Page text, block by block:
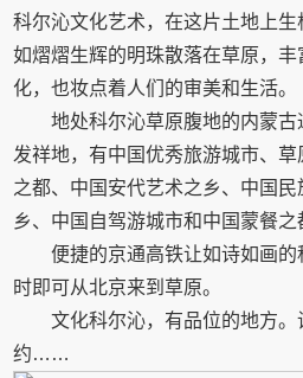
科尔沁文化艺术，在这片土地上生
如熠熠生辉的明珠散落在草原，
化，也妆点着人们的审美和生活。
地处科尔沁草原腹地的内蒙
发祥地，有中国优秀旅游城市、
之都、中国安代艺术之乡、中国
乡、中国自驾游城市和中国蒙餐之
便捷的京通高铁让如诗如画
时即可从北京来到草原。
文化科尔沁，有品位的地方
约……